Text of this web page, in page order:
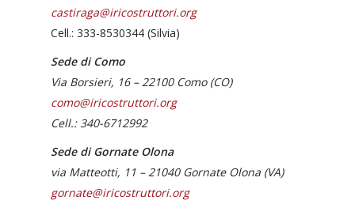
castiraga@iricostruttori.org
Cell.: 333-8530344 (Silvia)
Sede di Como
Via Borsieri, 16 – 22100 Como (CO)
como@iricostruttori.org
Cell.: 340-6712992
Sede di Gornate Olona
via Matteotti, 11 – 21040 Gornate Olona (VA)
gornate@iricostruttori.org